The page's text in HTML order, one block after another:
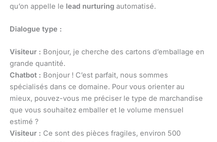
qu’on appelle le lead nurturing automatisé.
Dialogue type :
Visiteur : Bonjour, je cherche des cartons d’emballage en
grande quantité.
Chatbot : Bonjour ! C’est parfait, nous sommes
spécialisés dans ce domaine. Pour vous orienter au
mieux, pouvez-vous me préciser le type de marchandise
que vous souhaitez emballer et le volume mensuel
estimé ?
Visiteur : Ce sont des pièces fragiles, environ 500